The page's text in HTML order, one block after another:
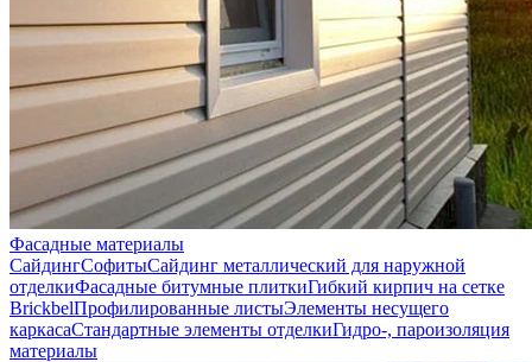
Фасадные материалы
СайдингСофитыСайдинг металлический для наружной
отделкиФасадные битумные плиткиГибкий кирпич на сетке
BrickbelПрофилированные листыЭлементы несущего
каркасаСтандартные элементы отделкиГидро-, пароизоляция
материалы